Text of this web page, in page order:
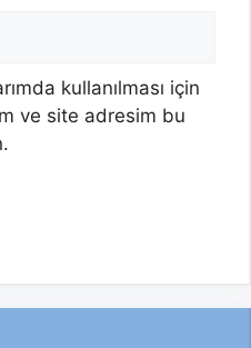
kullanılması için
ve site adresim bu